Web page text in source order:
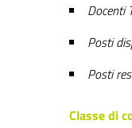
Docenti
Posti
Posti
Classe di